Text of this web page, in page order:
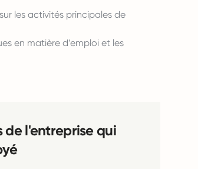
les activités principales de
en matière d’emploi et les
de l'entreprise qui